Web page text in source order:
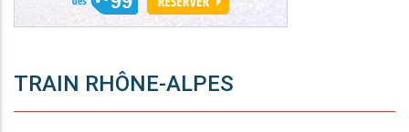
TRAIN RHÔNE-ALPES